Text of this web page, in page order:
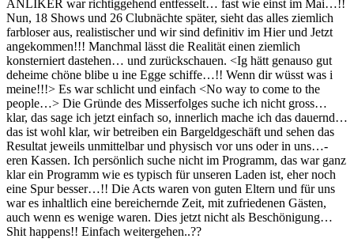
ANLIKER war richtiggehend entfesselt… fast wie einst im Mai…!!
Nun, 18 Shows und 26 Clubnächte später, sieht das alles ziemlich
farbloser aus, realistischer und wir sind definitiv im Hier und Jetzt
angekommen!!! Manchmal lässt die Realität einen ziemlich
konsterniert dastehen… und zurückschauen. <Ig hätt genauso gut
deheime chöne blibe u ine Egge schiffe…!! Wenn dir wüsst was i
meine!!!> Es war schlicht und einfach <No way to come to the
people…> Die Gründe des Misserfolges suche ich nicht gross…
klar, das sage ich jetzt einfach so, innerlich mache ich das dauernd…
das ist wohl klar, wir betreiben ein Bargeldgeschäft und sehen das
Resultat jeweils unmittelbar und physisch vor uns oder in uns…-
eren Kassen. Ich persönlich suche nicht im Programm, das war ganz
klar ein Programm wie es typisch für unseren Laden ist, eher noch
eine Spur besser…!! Die Acts waren von guten Eltern und für uns
war es inhaltlich eine bereichernde Zeit, mit zufriedenen Gästen,
auch wenn es wenige waren. Dies jetzt nicht als Beschönigung…
Shit happens!! Einfach weitergehen..??